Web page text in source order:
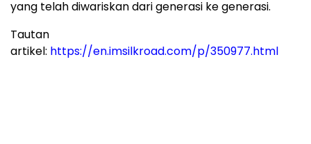
yang telah diwariskan dari generasi ke generasi.
Tautan
artikel: https://en.imsilkroad.com/p/350977.html